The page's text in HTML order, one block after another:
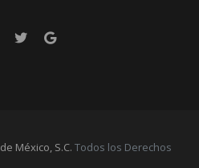
México, S.C. Todos los Derechos